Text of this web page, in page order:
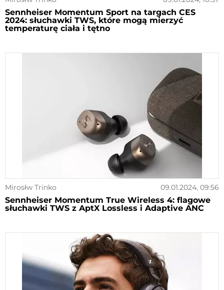
Sennheiser Momentum Sport na targach CES
2024: słuchawki TWS, które mogą mierzyć
temperaturę ciała i tętno
Mirosłw Trinko 09.01.2024, 09:56
Sennheiser Momentum True Wireless 4: flagowe
słuchawki TWS z AptX Lossless i Adaptive ANC